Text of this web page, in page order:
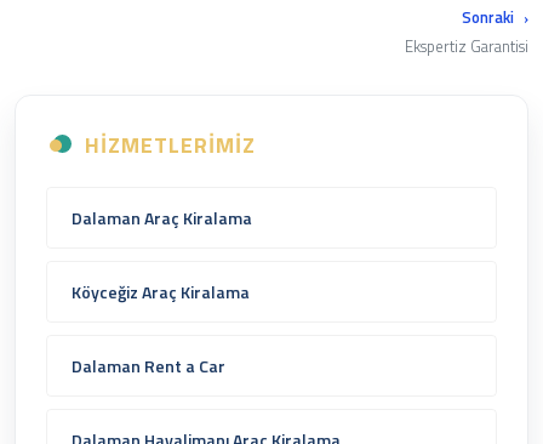
0 (312) 334 31 00 - 0555 050 24 67
HIZMETLERIMIZ
Dalaman Araç Kiralama
Köyceğiz Araç Kiralama
Dalaman Rent a Car
Sonraki
Ekspertiz Garantisi